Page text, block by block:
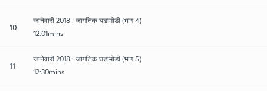
10
जानेवारी 2018 : जागतिक घडामोडी (भाग 4)
12:01mins
11
जानेवारी 2018 : जागतिक घडामोडी (भाग 5)
12:30mins